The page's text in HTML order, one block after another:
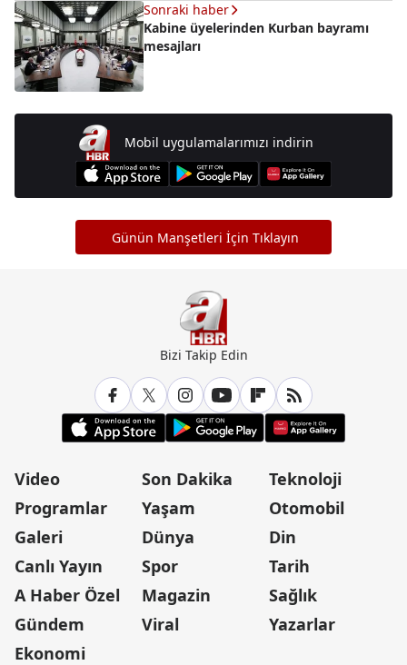
Sonraki haber
Kabine üyelerinden Kurban bayramı
mesajları
Mobil uygulamalarımızı indirin
Günün Manşetleri İçin Tıklayın
Bizi Takip Edin
Video
Programlar
Galeri
Canlı Yayın
A Haber Özel
Gündem
Ekonomi
Son Dakika
Yaşam
Dünya
Spor
Magazin
Viral
Teknoloji
Otomobil
Din
Tarih
Sağlık
Yazarlar